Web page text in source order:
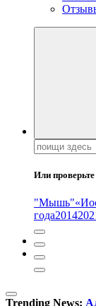
Поиск:
Или
"Мышь"
года2014
Trending News: